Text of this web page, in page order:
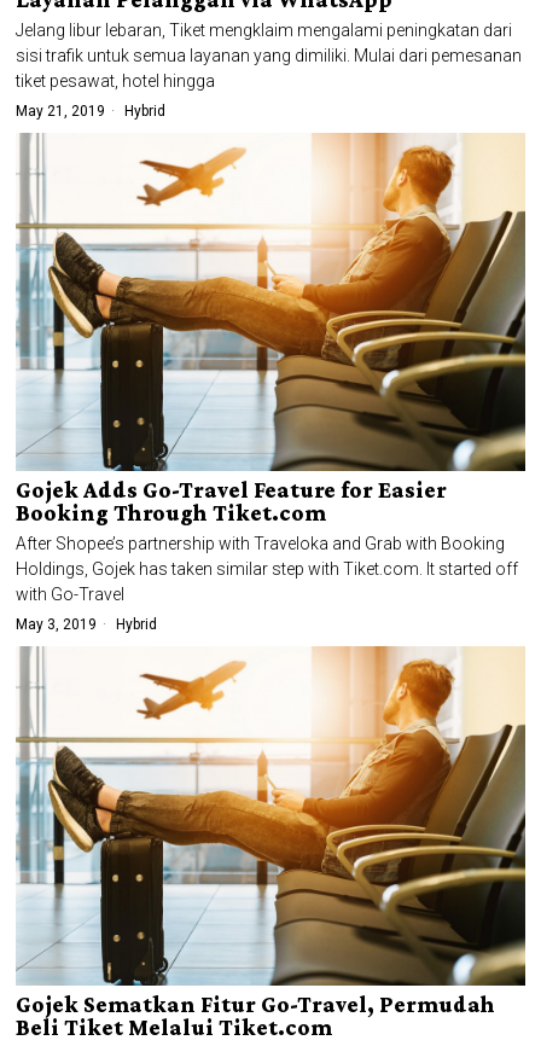
Jelang libur lebaran, Tiket mengklaim mengalami peningkatan dari
sisi trafik untuk semua layanan yang dimiliki. Mulai dari pemesanan
tiket pesawat, hotel hingga
May 21, 2019 Hybrid
Gojek Adds Go-Travel Feature for Easier
Booking Through Tiket.com
After Shopee’s partnership with Traveloka and Grab with Booking
Holdings, Gojek has taken similar step with Tiket.com. It started off
with Go-Travel
May 3, 2019 Hybrid
Gojek Sematkan Fitur Go-Travel, Permudah
Beli Tiket Melalui Tiket.com